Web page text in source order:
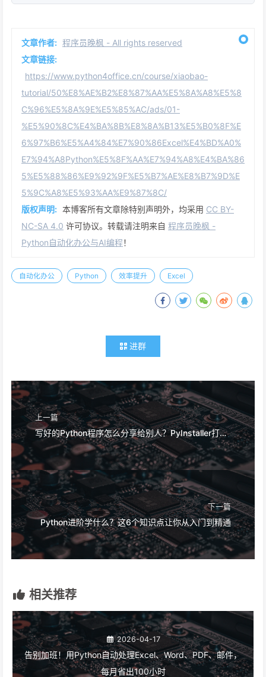
文章作者: 程序员晚枫 - All rights reserved
文章链接:
https://www.python4office.cn/course/xiaobao-
tutorial/50%E8%AE%B2%E8%87%AA%E5%8A%A8%E5%8
C%96%E5%8A%9E%E5%85%AC/ads/01-
%E5%90%8C%E4%BA%8B%E8%8A%B13%E5%B0%8F%E
6%97%B6%E5%A4%84%E7%90%86Excel%E4%BD%A0%
E7%94%A8Python%E5%8F%AA%E7%94%A8%E4%BA%86
5%E5%88%86%E9%92%9F%E5%B7%AE%E8%B7%9D%E
5%9C%A8%E5%93%AA%E9%87%8C/
版权声明: 本博客所有文章除特别声明外，均采用 CC BY-
NC-SA 4.0 许可协议。转载请注明来自 程序员晚枫 -
Python自动化办公与AI编程！
自动化办公 Python 效率提升 Excel
进群
上一篇
写好的Python程序怎么分享给别人？PyInstaller打包教程
下一篇
Python进阶学什么？这6个知识点让你从入门到精通
相关推荐
2026-04-17
告别加班！用Python自动处理Excel、Word、PDF、邮件，
每月省出100小时